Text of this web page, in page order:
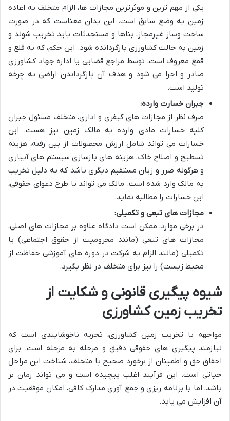
یکی از مهم ترین و موثرترین مجازات ها، الزام متخلف به اعاده
زمین به وضع سابق است. این بدان معناست که در صورت
ساخت وساز غیرمجاز، بناها و مستحدثات باید تخریب شوند و
زمین به حالت کشاورزی بازگردانده شود. این حکم، که به قلع و
قمع معروف است، توسط مراجع قضایی یا اداره جهاد کشاورزی
صادر و اجرا می شود و هدف آن بازگرداندن اراضی به چرخه
تولید است.
جبران خسارت وارده:
صرف نظر از مجازات های کیفری و اداری، متخلف مسئول جبران
کلیه خسارات مادی وارده به مالک زمین نیز هست. این
خسارات می تواند شامل ارزش محصولات از بین رفته، هزینه
تسطیح و اصلاح خاک، هزینه های بازسازی سیستم های آبیاری
و هرگونه ضرر و زیان مستقیم دیگری باشد که به دلیل تخریب
به مالک وارد شده است. مالک می تواند با طرح دعوای حقوقی،
این خسارات را مطالبه نماید.
مجازات های تبعی و تکمیلی:
در برخی موارد، ممکن است دادگاه علاوه بر مجازات های اصلی،
مجازات های تبعی (مانند محرومیت از حقوق اجتماعی) یا
تکمیلی (مانند الزام به شرکت در دوره های آموزشی حفاظت از
محیط زیست) را نیز برای متخلف در نظر بگیرد.
شیوه پیگیری قانونی و شکایت از
تخریب زمین کشاورزی
مواجهه با تخریب زمین کشاورزی، تجربه ناخوشایندی است که
نیازمند پیگیری های حقوقی دقیق و مرحله به مرحله است. برای
احقاق حق و اطمینان از برخورد صحیح با متخلف، شناخت این مراحل
حیاتی است. این فرآیند اغلب پیچیده است و می تواند زمان بر
باشد، اما با برنامه ریزی و جمع آوری مدارک کافی، امکان موفقیت در
آن افزایش می یابد.